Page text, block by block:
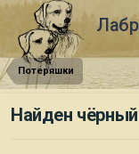
Потеряшки
Найден